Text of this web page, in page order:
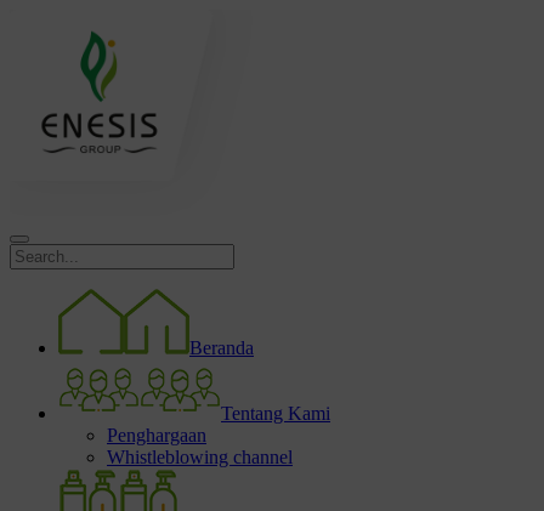
Beranda
Tentang Kami
Penghargaan
Whistleblowing channel